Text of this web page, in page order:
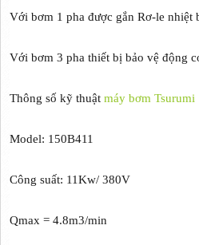
Với bơm 1 pha được gắn Rơ-le nhiệt
Với bơm 3 pha thiết bị bảo vệ động
Thông số kỹ thuật máy bơm Tsurumi
Model: 150B411
Công suất: 11Kw/ 380V
Qmax = 4.8m3/min